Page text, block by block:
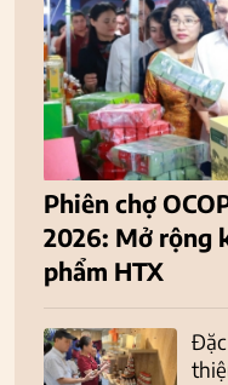
Phiên chợ
2026: Mở rộng
phẩm HTX